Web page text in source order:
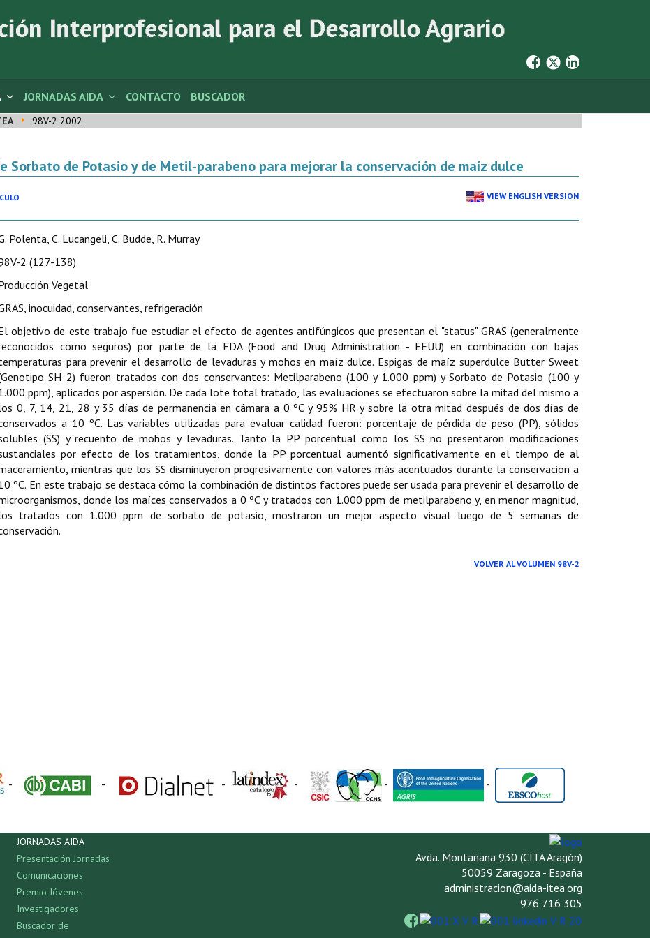
JORNADAS AIDA CONTACTO BUSCADOR
98V-2 2002
Sorbato de Potasio y de Metil‑parabeno para mejorar la conservación de maíz dulce
VIEW ENGLISH VERSION
Polenta, C. Lucangeli, C. Budde, R. Murray
2 (127-138)
Vegetal
inocuidad, conservantes, refrigeración
objetivo de este trabajo fue estudiar el efecto de agentes antifúngicos que presentan el "status" GRAS (generalmente
como seguros) por parte de la FDA (Food and Drug Administration - EEUU) en combinación con bajas
para prevenir el desarrollo de levaduras y mohos en maíz dulce. Espigas de maíz super­dulce Butter Sweet
SH 2) fueron tratados con dos conservantes: Metilparabeno (100 y 1.000 ppm) y Sorbato de Potasio (100 y
ppm), aplicados por aspersión. De cada lote total tratado, las evaluaciones se efectuaron sobre la mitad del mismo a
0, 7, 14, 21, 28 y 35 días de permanencia en cámara a 0 ºC y 95% HR y sobre la otra mitad después de dos días de
a 10 ºC. Las variables utilizadas para evaluar calidad fueron: porcentaje de pérdida de peso (PP), sólidos
(SS) y recuento de mohos y levaduras. Tanto la PP porcentual como los SS no presentaron modificaciones
por efecto de los tratamientos, donde la PP porcentual aumentó significativamente en el tiempo de al
mientras que los SS disminuyeron progresivamente con valores más acentuados durante la conservación a
ºC. En este trabajo se destaca cómo la combinación de distintos factores puede ser usada para prevenir el desarrollo de
donde los maíces conservados a 0 ºC y tratados con 1.000 ppm de metilparabeno y, en menor magnitud,
tratados con 1.000 ppm de sorbato de potasio, mostraron un mejor aspecto visual luego de 5 semanas de
VOLVER AL VOLUMEN 98V-2
- - - - - -
JORNADAS AIDA
Presentación Jornadas
Comunicaciones
Premio Jóvenes
Investigadores
Buscador de
Avda. Montañana 930 (CITA Aragón)
50059 Zaragoza - España
administracion@aida-itea.org
976 716 305